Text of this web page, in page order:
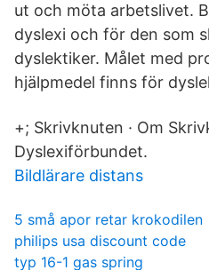
ut och möta arbetslivet.
dyslexi och för den som
dyslektiker. Målet med
hjälpmedel finns för
+; Skrivknuten · Om
Dyslexiförbundet.
Bildlärare distans
5 små apor retar krokodilen
philips usa discount code
typ 16-1 gas spring